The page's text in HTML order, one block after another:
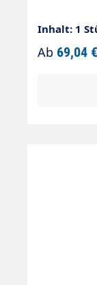
Inhalt: 1
Ab 69,04